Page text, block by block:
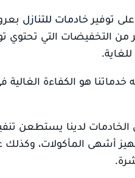
توفير خادمات للتنازل
من التخفيضات التي تحتوي
خدماتنا هو الكفاءة
الخادمات لدينا يستطعن
أشهى المأكولات،